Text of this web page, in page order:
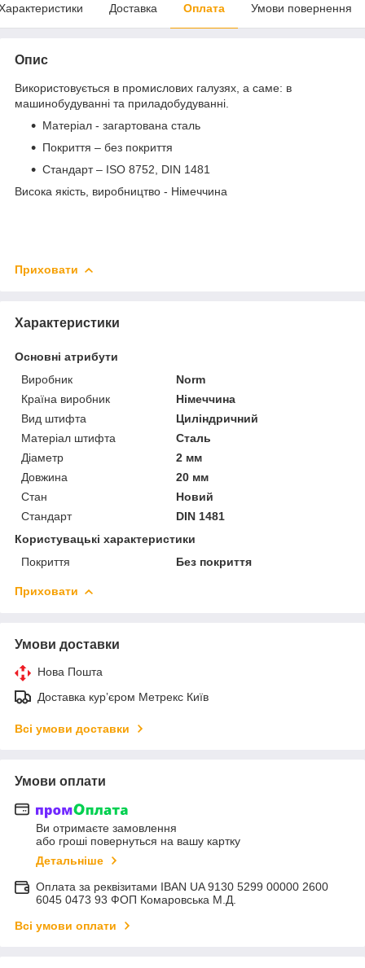
Доставка Оплата Умови повернення
Опис
Використовується в промислових галузях, а саме: в
машинобудуванні та приладобудуванні.
Матеріал - загартована сталь
Покриття – без покриття
Стандарт – ISO 8752, DIN 1481
Висока якість, виробництво - Німеччина
Приховати
Характеристики
Основні атрибути
Виробник
Norm
Країна виробник
Німеччина
Вид штифта
Циліндричний
Матеріал штифта
Сталь
Діаметр
2 мм
Довжина
20 мм
Стан
Новий
Стандарт
DIN 1481
Користувацькi характеристики
Покриття
Без покриття
Приховати
Умови доставки
Нова Пошта
Доставка курʼєром Метрекс Київ
Всі умови доставки
Умови оплати
Ви отримаєте замовлення
або гроші повернуться на вашу картку
Детальніше
Оплата за реквізитами IBAN UA 9130 5299 00000 2600
6045 0473 93 ФОП Комаровська М.Д.
Всі умови оплати